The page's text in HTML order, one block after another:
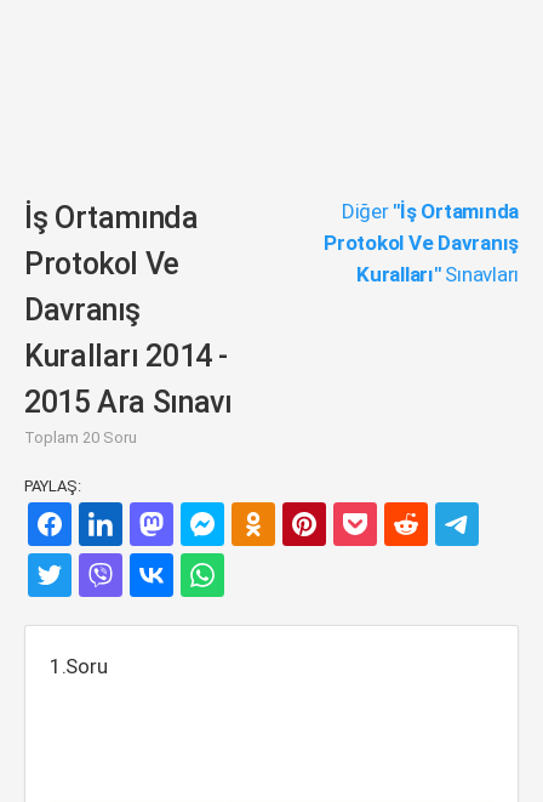
İş Ortamında
Protokol Ve
Davranış
Kuralları 2014 -
2015 Ara Sınavı
Toplam 20 Soru
Diğer "İş Ortamında
Protokol Ve Davranış
Kuralları"Sınavları
PAYLAŞ:
1.Soru